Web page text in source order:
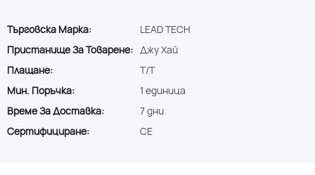
Търговска Марка:
LEAD TECH
Пристанище За Товарене: Джу Хай
Плащане:
T/T
Мин. Поръчка:
1 единица
Време За Доставка:
7 дни
Сертифициране:
CE